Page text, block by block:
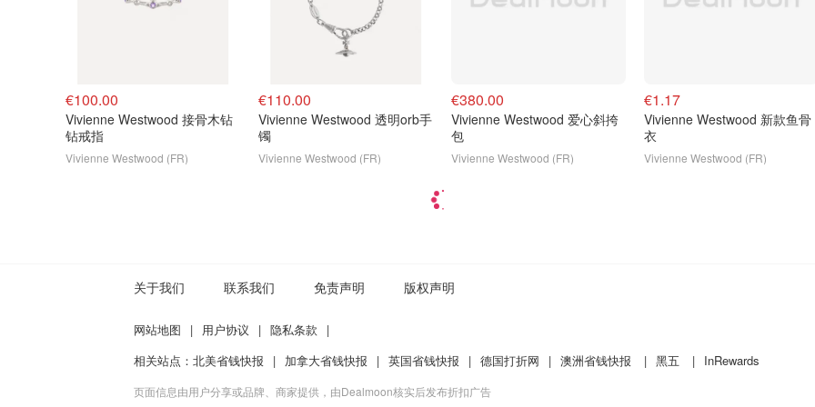
€100.00
Vivienne Westwood 接骨木钻
钻戒指
Vivienne Westwood (FR)
€110.00
Vivienne Westwood 透明orb手
镯
Vivienne Westwood (FR)
€380.00
Vivienne Westwood 爱心斜挎
包
Vivienne Westwood (FR)
€1.17
Vivienne Westwood 新款鱼骨
衣
Vivienne Westwood (FR)
关于我们 联系我们 免责声明 版权声明
网站地图 | 用户协议 | 隐私条款
|
相关站点： 北美省钱快报 | 加拿大省钱快报 | 英国省钱快报 | 德国打折网 | 澳洲省钱快报 | 黑五 | InRewards
页面信息由用户分享或品牌、商家提供，由Dealmoon核实后发布折扣广告